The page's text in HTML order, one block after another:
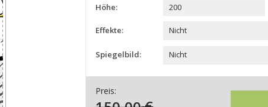
Höhe:
Effekte: Nicht
Spiegelbild: Nicht
Preis: